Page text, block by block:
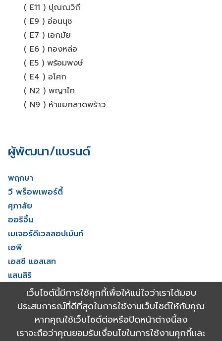
( E11 ) ปุณณวิถี
( E9 ) อ่อนนุช
( E7 ) เอกมัย
( E6 ) ทองหล่อ
( E5 ) พร้อมพงษ์
( E4 ) อโศก
( N2 ) พญาไท
( N9 ) ห้าแยกลาดพร้าว
ผู้พัฒนา/แบรนด์
พฤกษา
วี พร็อพเพอร์ตี้
ศุภาลัย
ออริจิ้น
เมเจอร์ดีเวลลอปเม้นท์
เอพี
เอสซี แอสเสท
แสนสิริ
โนเบิล ดีเวลลอปเมนท์
ไรมอน แลนด์
ดูทั้งหมด
เว็บไซต์นี้มีการใช้คุกกี้เพื่อให้แน่ใจว่าเราได้มอบ
ประสบการณ์ที่ดีที่สุดในการใช้งานเว็บไซต์ให้กับคุณ
หากคุณใช้เว็บไซต์ต่อหรือปิดหน้าต่างนี้ลง
เราจะถือว่าคุณยอมรับเงื่อนไขในการใช้งานคุกกี้และ